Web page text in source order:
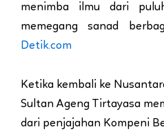
menimba ilmu dari
memegang sanad
Detik.com
Ketika kembali ke
Sultan Ageng Tirtayasa
dari penjajahan Kompeni